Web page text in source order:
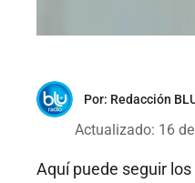
Por: Redacción
Actualizado: 16
Aquí puede seguir